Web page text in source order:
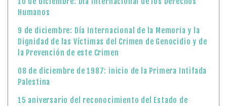
Humanos
9 de diciembre: Día Internacional de la Memoria y la
Dignidad de las Víctimas del Crimen de Genocidio y de
la Prevención de este Crimen
08 de diciembre de 1987: inicio de la Primera Intifada
Palestina
15 aniversario del reconocimiento del Estado de